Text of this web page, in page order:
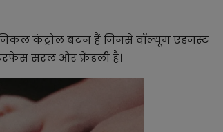
कंट्रोल बटन हैं जिनसे वॉल्यूम एडजस्ट
सरल और फ्रेंडली है।